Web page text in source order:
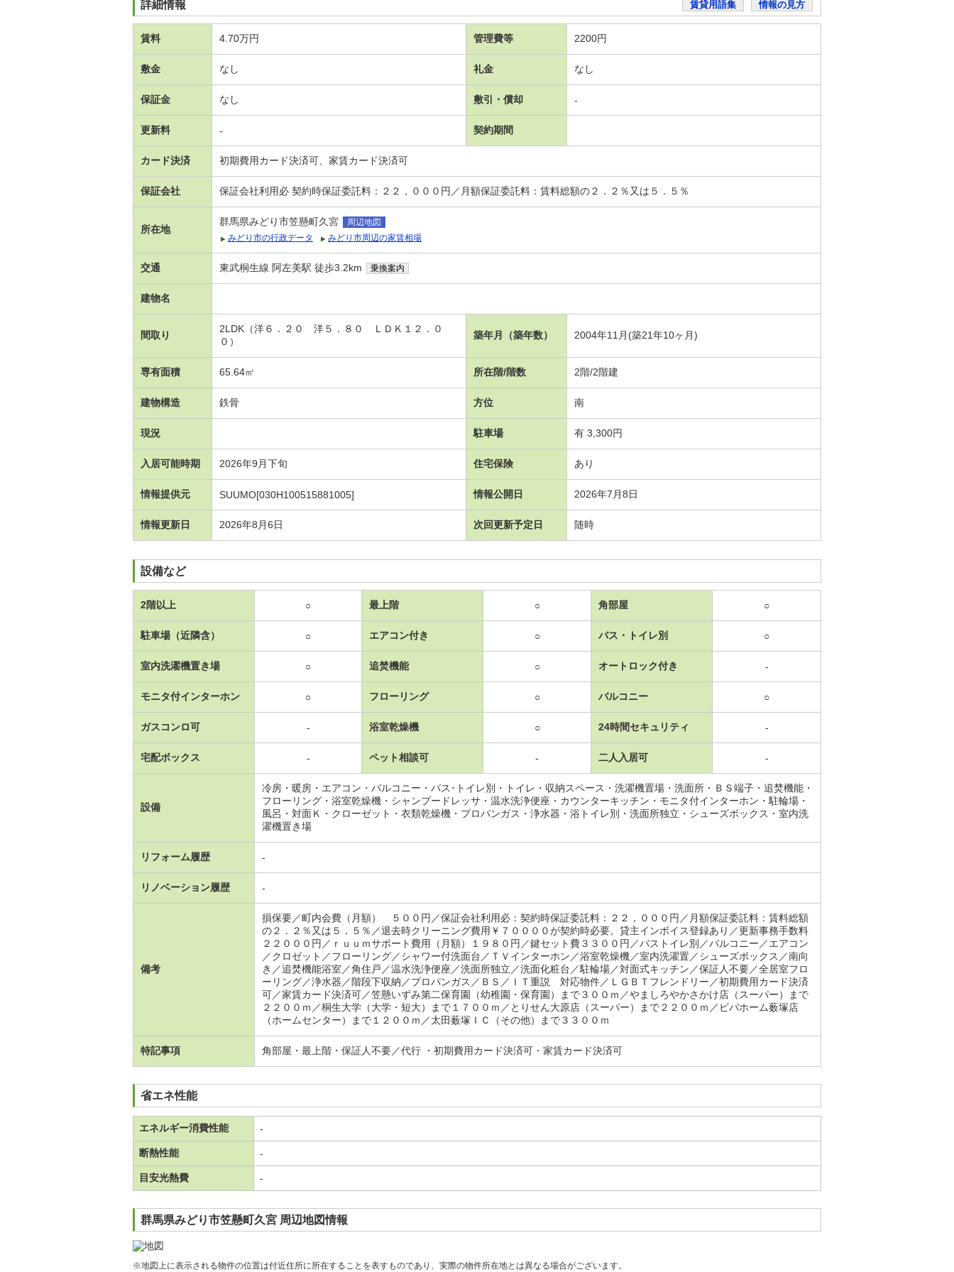
詳細情報 賃貸用語集 情報の見方
賃料 4.70万円 管理費等 2200円
敷金 なし 礼金 なし
保証金 なし 敷引・償却 -
更新料 - 契約期間
カード決済 初期費用カード決済可、家賃カード決済可
保証会社 保証会社利用必 契約時保証委託料：２２，０００円／月額保証委託料：賃料総額の２．２％又は５．５％
所在地
群馬県みどり市笠懸町久宮
周辺地図
みどり市の行政データ
みどり市周辺の家賃相場
交通 東武桐生線 阿左美駅 徒歩3.2km 乗換案内
建物名
間取り
2LDK（洋６．２０ 洋５．８０ ＬＤＫ１２．０
０）
築年月（築年数） 2004年11月(築21年10ヶ月)
専有面積 65.64㎡ 所在階/階数 2階/2階建
建物構造 鉄骨 方位 南
現況 駐車場 有 3,300円
入居可能時期 2026年9月下旬 住宅保険 あり
情報提供元 SUUMO[030H100515881005] 情報公開日 2026年7月8日
情報更新日 2026年8月6日 次回更新予定日 随時
設備など
2階以上 ○ 最上階 ○ 角部屋 ○
駐車場（近隣含） ○ エアコン付き ○ バス・トイレ別 ○
室内洗濯機置き場 ○ 追焚機能 ○ オートロック付き -
モニタ付インターホン ○ フローリング ○ バルコニー ○
ガスコンロ可 - 浴室乾燥機 ○ 24時間セキュリティ -
宅配ボックス - ペット相談可 - 二人入居可 -
設備
冷房・暖房・エアコン・バルコニー・バス･トイレ別・トイレ・収納スペース・洗濯機置場・洗面所・ＢＳ端子・追焚機能・
フローリング・浴室乾燥機・シャンプードレッサ・温水洗浄便座・カウンターキッチン・モニタ付インターホン・駐輪場・
風呂・対面Ｋ・クローゼット・衣類乾燥機・プロパンガス・浄水器・浴トイレ別・洗面所独立・シューズボックス・室内洗
濯機置き場
リフォーム履歴 -
リノベーション履歴 -
備考
損保要／町内会費（月額） ５００円／保証会社利用必：契約時保証委託料：２２，０００円／月額保証委託料：賃料総額
の２．２％又は５．５％／退去時クリーニング費用￥７００００が契約時必要。貸主インボイス登録あり／更新事務手数料
２２０００円／ｒｕｕｍサポート費用（月額）１９８０円／鍵セット費３３００円／バストイレ別／バルコニー／エアコン
／クロゼット／フローリング／シャワー付洗面台／ＴＶインターホン／浴室乾燥機／室内洗濯置／シューズボックス／南向
き／追焚機能浴室／角住戸／温水洗浄便座／洗面所独立／洗面化粧台／駐輪場／対面式キッチン／保証人不要／全居室フロ
ーリング／浄水器／階段下収納／プロパンガス／ＢＳ／ＩＴ重説 対応物件／ＬＧＢＴフレンドリー／初期費用カード決済
可／家賃カード決済可／笠懸いずみ第二保育園（幼稚園・保育園）まで３００ｍ／やましろやかさかけ店（スーパー）まで
２２００ｍ／桐生大学（大学・短大）まで１７００ｍ／とりせん大原店（スーパー）まで２２００ｍ／ビバホーム薮塚店
（ホームセンター）まで１２００ｍ／太田薮塚ＩＣ（その他）まで３３００ｍ
特記事項 角部屋・最上階・保証人不要／代行 ・初期費用カード決済可・家賃カード決済可
省エネ性能
エネルギー消費性能 -
断熱性能 -
目安光熱費 -
群馬県みどり市笠懸町久宮 周辺地図情報
※地図上に表示される物件の位置は付近住所に所在することを表すものであり、実際の物件所在地とは異なる場合がございます。